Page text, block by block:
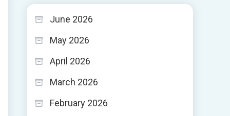
June 2026
May 2026
April 2026
March 2026
February 2026